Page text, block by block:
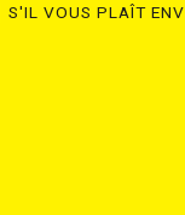
S'IL VOUS PLAÎT